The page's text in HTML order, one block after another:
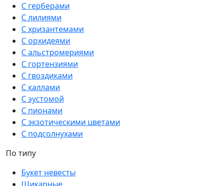
С герберами
С лилиями
С хризантемами
С орхидеями
С альстромериями
С гортензиями
С гвоздиками
С каллами
С эустомой
С пионами
С экзотическими цветами
С подсолнухами
По типу
Букет невесты